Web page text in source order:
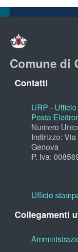
Comune di
Contatti
URP -
Posta
Numero
Indirizzo:
Genova
P. Iva:
Ufficio
Collegamenti